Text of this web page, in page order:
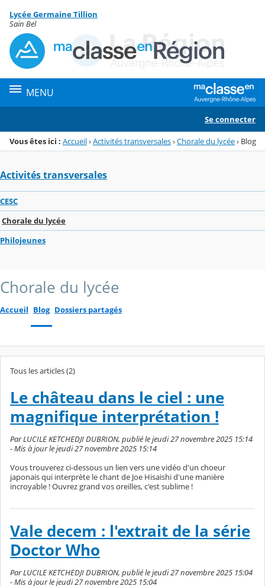
Menu de la rubrique
Contenu
Lycée Germaine Tillion
Sain Bel
MENU
Se connecter
Vous êtes ici : Accueil›Activités transversales›Chorale du lycée› Blog
Activités transversales
CESC
Chorale du lycée
Philojeunes
Chorale du lycée
Accueil Blog Dossiers partagés
Tous les articles (2)
Le château dans le ciel : une
magnifique interprétation !
Par LUCILE KETCHEDJI DUBRION, publié le jeudi 27 novembre 2025 15:14
- Mis à jour le jeudi 27 novembre 2025 15:14
Vous trouverez ci-dessous un lien vers une vidéo d'un choeur
japonais qui interprète le chant de Joe Hisaishi d'une manière
incroyable ! Ouvrez grand vos oreilles, c'est sublime !
Vale decem : l'extrait de la série
Doctor Who
Par LUCILE KETCHEDJI DUBRION, publié le jeudi 27 novembre 2025 15:04
- Mis à jour le jeudi 27 novembre 2025 15:04